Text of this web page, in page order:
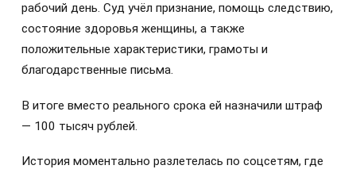
рабочий день. Суд учёл признание, помощь следствию,
состояние здоровья женщины, а также
положительные характеристики, грамоты и
благодарственные письма.
В итоге вместо реального срока ей назначили штраф
— 100 тысяч рублей.
История моментально разлетелась по соцсетям, где